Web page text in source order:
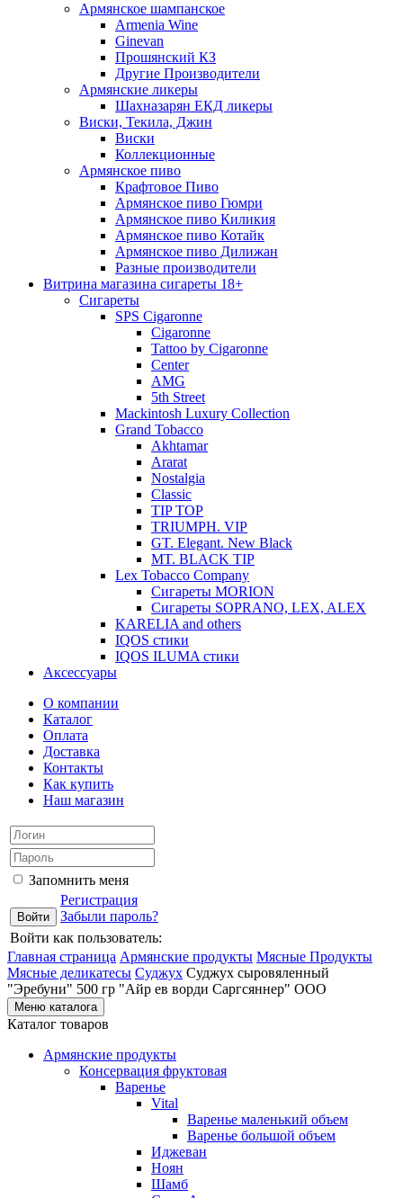
Армянское шампанское
Armenia Wine
Ginevan
Прошянский КЗ
Другие Производители
Армянские ликеры
Шахназарян ЕКД ликеры
Виски, Текила, Джин
Виски
Коллекционные
Армянское пиво
Крафтовое Пиво
Армянское пиво Гюмри
Армянское пиво Киликия
Армянское пиво Котайк
Армянское пиво Дилижан
Разные производители
Витрина магазина сигареты 18+
Cигареты
SPS Cigaronne
Сigaronne
Tattoo by Cigaronne
Center
AMG
5th Street
Mackintosh Luxury Collection
Grand Tobacco
Akhtamar
Ararat
Nostalgia
Classic
TIP TOP
TRIUMPH. VIP
GT. Elegant. New Black
MT. BLACK TIP
Lex Tobacco Company
Сигареты MORION
Сигареты SOPRANO, LEX, ALEX
KARELIA and others
IQOS стики
IQOS ILUMA стики
Аксессуары
О компании
Каталог
Оплата
Доставка
Контакты
Как купить
Наш магазин
Запомнить меня
Регистрация
Забыли пароль?
Войти как пользователь:
Главная страница Армянские продукты Мясные Продукты
Мясные деликатесы Суджух Суджух сыровяленный
"Эребуни" 500 гр "Айр ев ворди Саргсяннер" ООО
Меню каталога
Каталог товаров
Армянские продукты
Консервация фруктовая
Варенье
Vital
Варенье маленький объем
Варенье большой объем
Иджеван
Ноян
Шамб